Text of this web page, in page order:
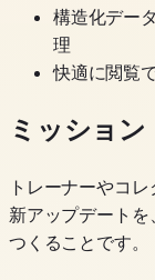
構造化デー
理
快適に閲覧
ミッション
トレーナーやコ
新アップデート
つくることです。